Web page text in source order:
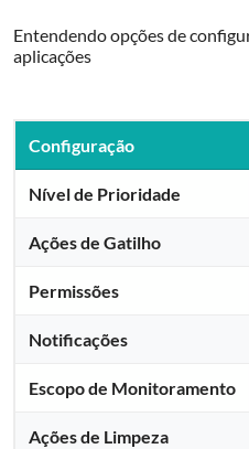
Entendendo opções de
aplicações
Configuração
Nível de Prioridade
Ações de Gatilho
Permissões
Notificações
Escopo de Monitoramento
Ações de Limpeza